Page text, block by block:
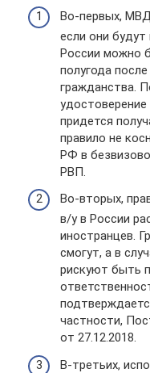
Во-первых, МВД
если они будут
России можно
полугода
гражданства.
придется
правило не
РФ в
РВП.
Во-вторых,
в/у в России
иностранцев.
смогут, а в
рискуют быть
частности,
от 27.12.2018.
В-третьих,